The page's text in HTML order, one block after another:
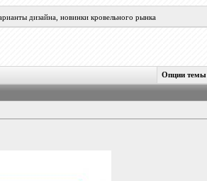
дизайна, новинки кровельного рынка
Опции темы